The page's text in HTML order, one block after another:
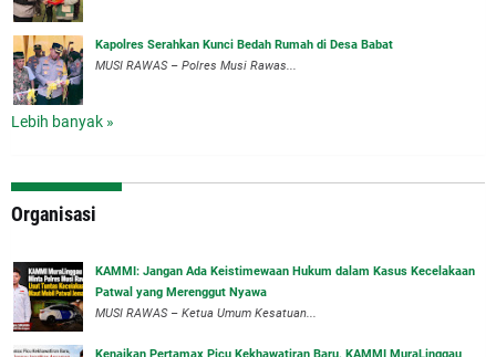
Kapolres Serahkan Kunci Bedah Rumah di Desa Babat
MUSI RAWAS – Polres Musi Rawas...
Lebih banyak »
Organisasi
‎KAMMI: Jangan Ada Keistimewaan Hukum dalam Kasus Kecelakaan
Patwal yang Merenggut Nyawa
‎MUSI RAWAS – Ketua Umum Kesatuan...